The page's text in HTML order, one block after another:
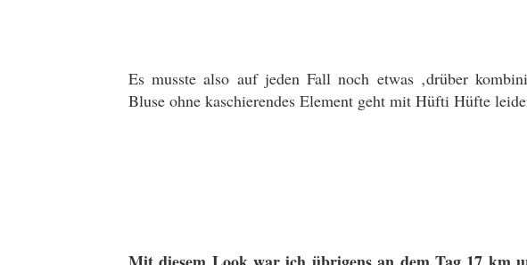
Es musste also auf jeden Fall noch etwas ‚drüber
Bluse ohne kaschierendes Element geht mit Hüfti Hüfte